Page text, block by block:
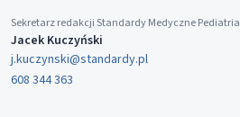
Sekretarz redakcji Standardy Medyczne Pediatria
Jacek Kuczyński
j.kuczynski@standardy.pl
608 344 363